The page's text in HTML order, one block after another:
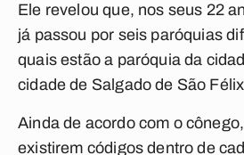
Ele revelou que, nos seus 22
já passou por seis paróquias
quais estão a paróquia da
cidade de Salgado de São
Ainda de acordo com o
existirem códigos dentro de